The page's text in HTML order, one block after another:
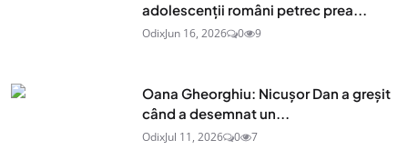
adolescenţii români petrec prea...
OdixJun 16, 2026 0 9
Oana Gheorghiu: Nicușor Dan a greșit
când a desemnat un...
OdixJul 11, 2026 0 7